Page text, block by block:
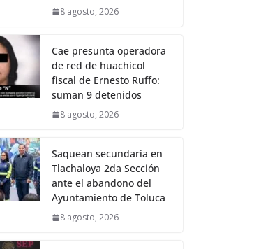
8 agosto, 2026
Cae presunta operadora
de red de huachicol
fiscal de Ernesto Ruffo:
suman 9 detenidos
8 agosto, 2026
Saquean secundaria en
Tlachaloya 2da Sección
ante el abandono del
Ayuntamiento de Toluca
8 agosto, 2026